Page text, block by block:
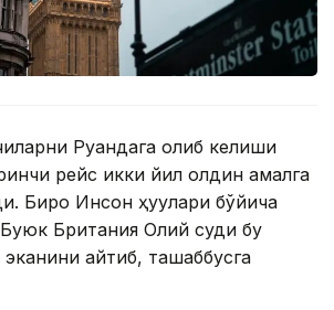
Руандага олиб келиши
рейс икки йил олдин амалга
Бироқ Инсон ҳуқуқлари бўйича
Британия Олий суди бу
эканини айтиб, ташаббусга